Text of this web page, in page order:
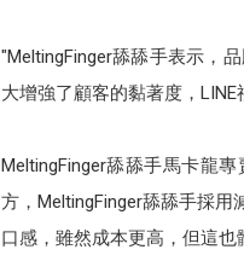
"MeltingFinger舔舔手表示，
大增強了顧客的黏著度，
MeltingFinger舔舔手馬卡龍
方，MeltingFinger舔舔手採
口感，雖然成本更高，但這也